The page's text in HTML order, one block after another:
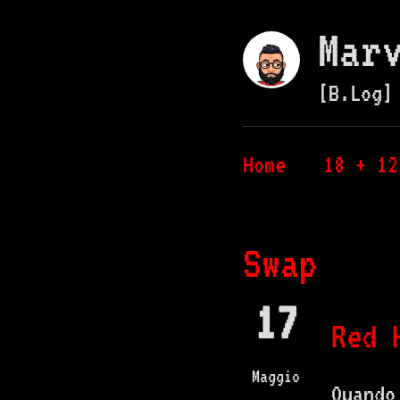
[B.Log]
Home 18 + 12
Swap
17
Maggio
Red